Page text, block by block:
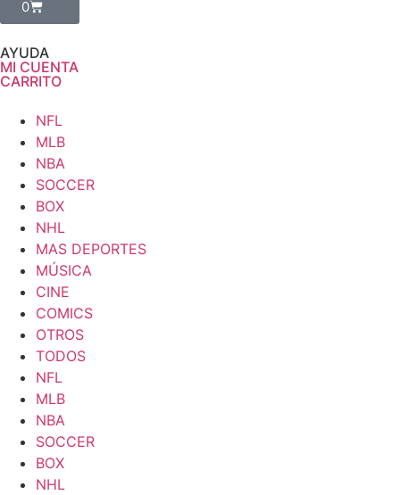
0
AYUDA
MI CUENTA
CARRITO
NFL
MLB
NBA
SOCCER
BOX
NHL
MAS DEPORTES
MÚSICA
CINE
COMICS
OTROS
TODOS
NFL
MLB
NBA
SOCCER
BOX
NHL